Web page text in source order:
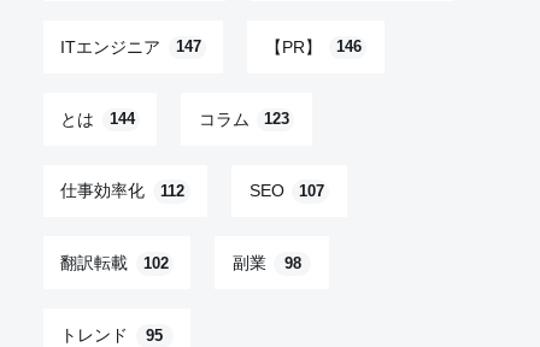
ITエンジニア 147 【PR】 146
とは 144 コラム 123
仕事効率化 112 SEO 107
翻訳転載 102 副業 98
トレンド 95